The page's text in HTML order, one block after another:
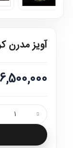
آویز مدرن